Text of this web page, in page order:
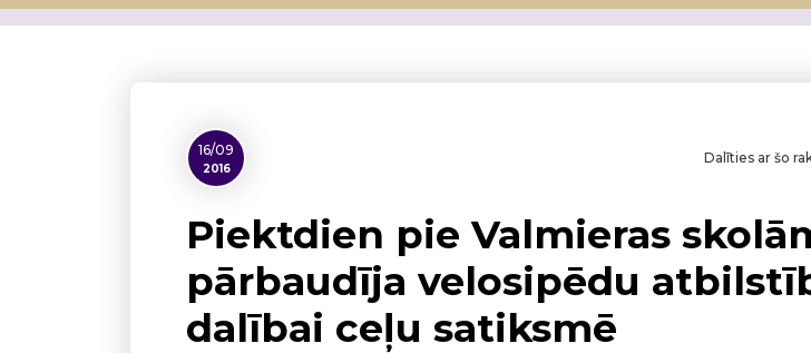
16/09
2016
Dalīties ar šo
Piektdien pie Valmieras
pārbaudīja velosipēdu
dalībai ceļu satiksmē